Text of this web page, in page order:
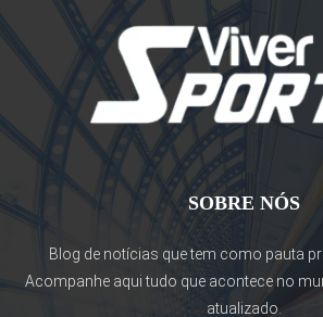
SOBRE NÓS
Blog de notícias que tem como pauta
Acompanhe aqui tudo que acontece no
atualizado.